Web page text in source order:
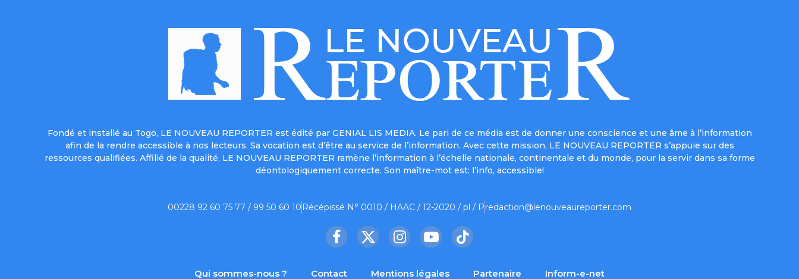
Fondé et installé au Togo, LE NOUVEAU REPORTER est édité par GENIAL LIS MEDIA. Le pari de ce média est de donner une conscience et une âme à l’information
afin de la rendre accessible à nos lecteurs. Sa vocation est d’être au service de l’information. Avec cette mission, LE NOUVEAU REPORTER s’appuie sur des
ressources qualifiées. Affilié de la qualité, LE NOUVEAU REPORTER ramène l’information à l’échelle nationale, continentale et du monde, pour la servir dans sa forme
déontologiquement correcte. Son maître-mot est: l’info, accessible!
00228 92 60 75 77 / 99 50 60 10 Récépissé N° 0010 / HAAC / 12-2020 / pl / Predaction@lenouveaureporter.com
Facebook
X
InstagramYouTubeTikTok
Qui sommes-nous ? Contact Mentions légales Partenaire Inform-e-net